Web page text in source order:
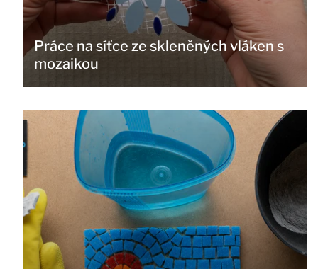
Práce na síťce ze skleněných vláken s
mozaikou